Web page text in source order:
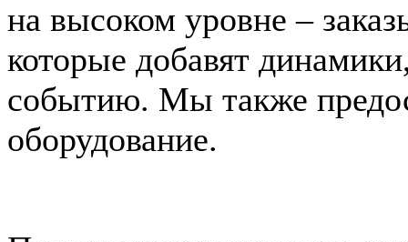
на высоком уровне –
которые добавят
событию. Мы также
оборудование.